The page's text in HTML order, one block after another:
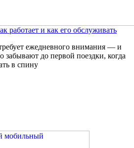
работает и как его обслуживать
ежедневного внимания — и
забывают до первой поездки, когда
в спину